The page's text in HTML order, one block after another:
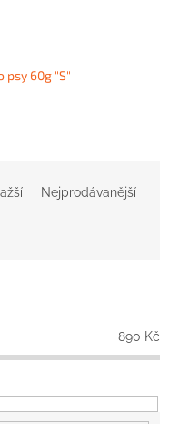
psy 60g "S"
Nejprodávanější
890 Kč